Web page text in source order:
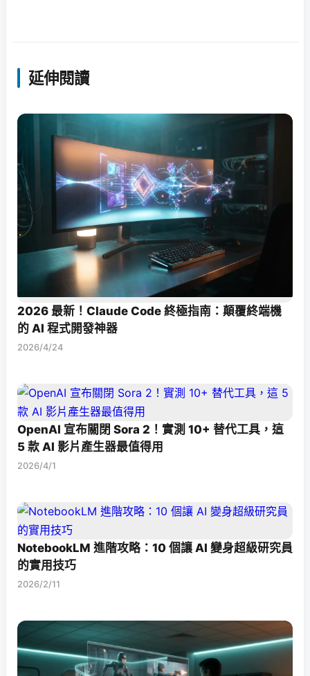
延伸閱讀
2026 最新！Claude Code 終極指南：顛覆終端機
的 AI 程式開發神器
2026/4/24
OpenAI 宣布關閉 Sora 2！實測 10+ 替代工具，這
5 款 AI 影片產生器最值得用
2026/4/1
NotebookLM 進階攻略：10 個讓 AI 變身超級研究員
的實用技巧
2026/2/11